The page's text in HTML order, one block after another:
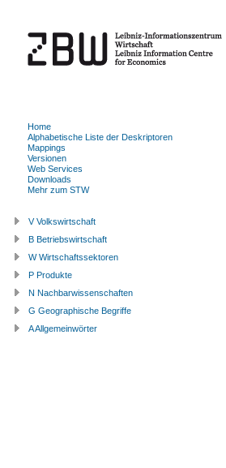
Home
Alphabetische Liste der Deskriptoren
Mappings
Versionen
Web Services
Downloads
Mehr zum STW
V Volkswirtschaft
B Betriebswirtschaft
W Wirtschaftssektoren
P Produkte
N Nachbarwissenschaften
G Geographische Begriffe
A Allgemeinwörter